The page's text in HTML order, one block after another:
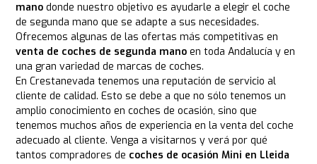
mano donde nuestro objetivo es ayudarle a elegir el coche
de segunda mano que se adapte a sus necesidades.
Ofrecemos algunas de las ofertas más competitivas en
venta de coches de segunda mano en toda Andalucía y en
una gran variedad de marcas de coches.
En Crestanevada tenemos una reputación de servicio al
cliente de calidad. Esto se debe a que no sólo tenemos un
amplio conocimiento en coches de ocasión, sino que
tenemos muchos años de experiencia en la venta del coche
adecuado al cliente. Venga a visitarnos y verá por qué
tantos compradores de coches de ocasión Mini en Lleida